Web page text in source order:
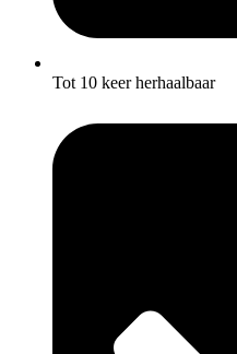
Tot 10 keer herhaalbaar